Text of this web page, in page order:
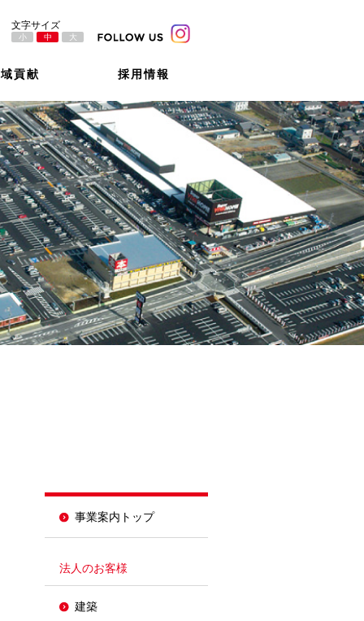
小 中 大
貢献 採用情報
事業案内トップ
法人のお客様
建築